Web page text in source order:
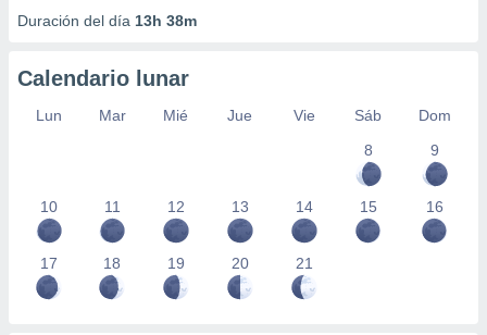
Duración del día 13h 38m
Calendario lunar
Lun Mar Mié Jue Vie Sáb
Dom
8
9
10 11 12 13 14 15 16
17 18 19 20 21